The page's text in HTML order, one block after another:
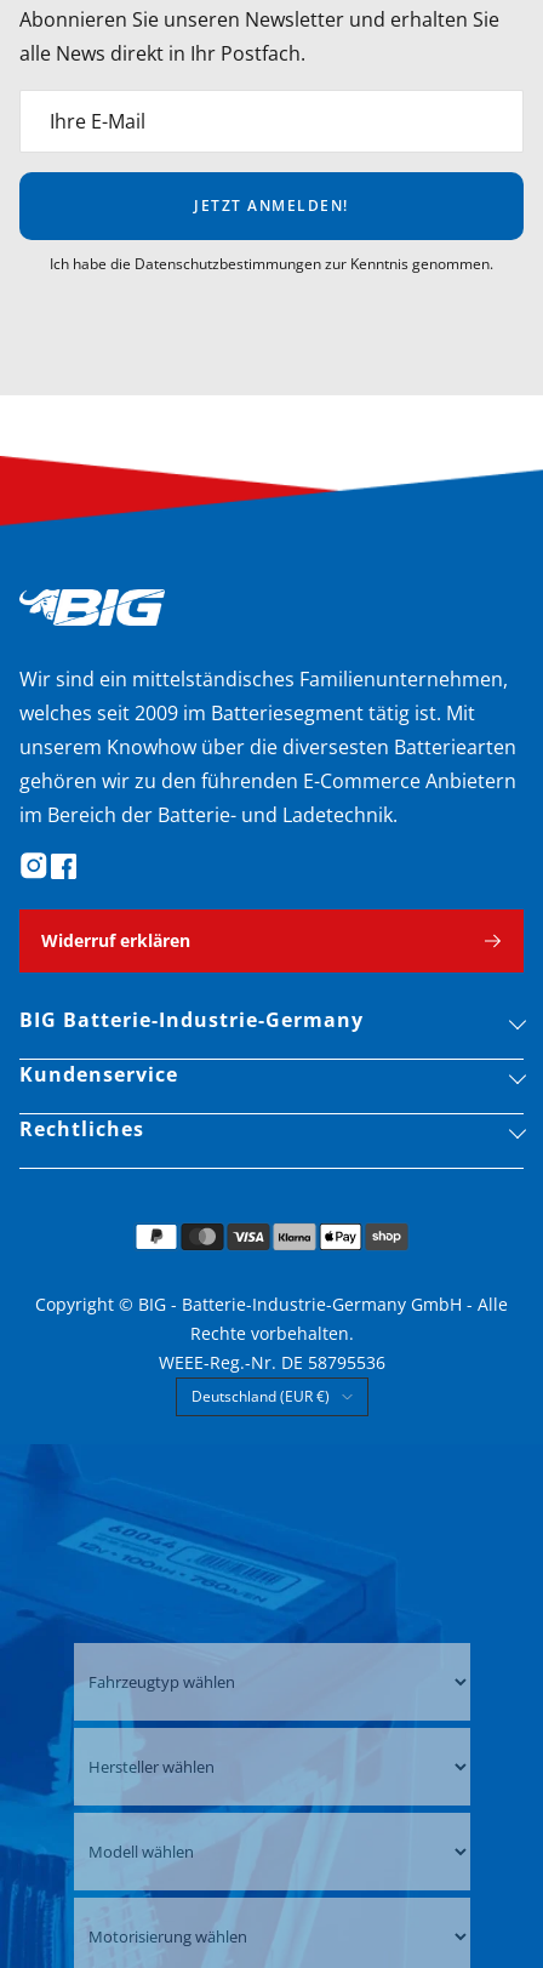
Abonnieren Sie unseren Newsletter und erhalten Sie
alle News direkt in Ihr Postfach.
Ihre E-Mail
JETZT ANMELDEN!
Ich habe die Datenschutzbestimmungen zur Kenntnis genommen.
Wir sind ein mittelständisches Familienunternehmen,
welches seit 2009 im Batteriesegment tätig ist. Mit
unserem Knowhow über die diversesten Batteriearten
gehören wir zu den führenden E-Commerce Anbietern
im Bereich der Batterie- und Ladetechnik.
Widerruf erklären
BIG Batterie-Industrie-Germany
Kundenservice
Rechtliches
Land/Region
Deutschland (EUR €)
Copyright © BIG - Batterie-Industrie-Germany GmbH - Alle
Rechte vorbehalten.
WEEE-Reg.-Nr. DE 58795536